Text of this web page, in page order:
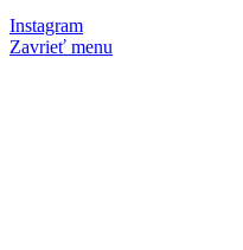
Instagram
Zavrieť menu